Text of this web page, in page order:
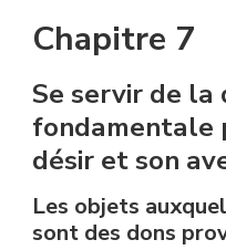
Chapitre 7
Se servir de la
fondamentale
désir et son
Les objets
sont des dons